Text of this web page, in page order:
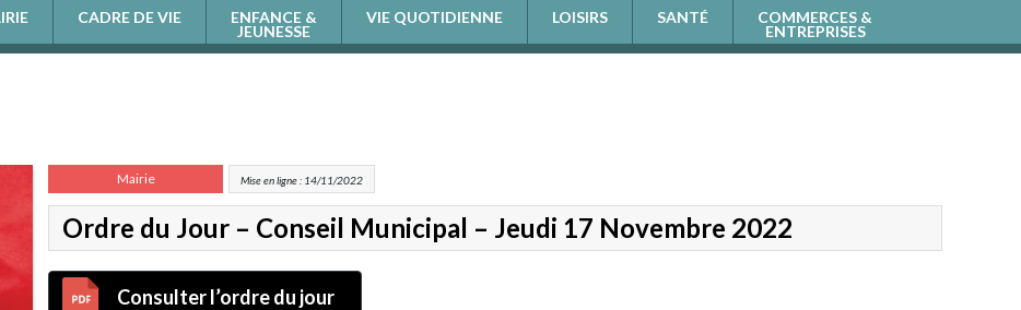
CADRE DE VIE ENFANCE &
JEUNESSE
VIE QUOTIDIENNE LOISIRS SANTÉ COMMERCES &
ENTREPRISES
Ordre du Jour – Conseil Municipal – Jeudi 17 Novembre 2022
Mairie Mise en ligne : 14/11/2022
Consulter l’ordre du jour